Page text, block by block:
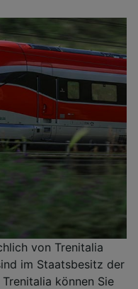
von Trenitalia
im Staatsbesitz der
können Sie